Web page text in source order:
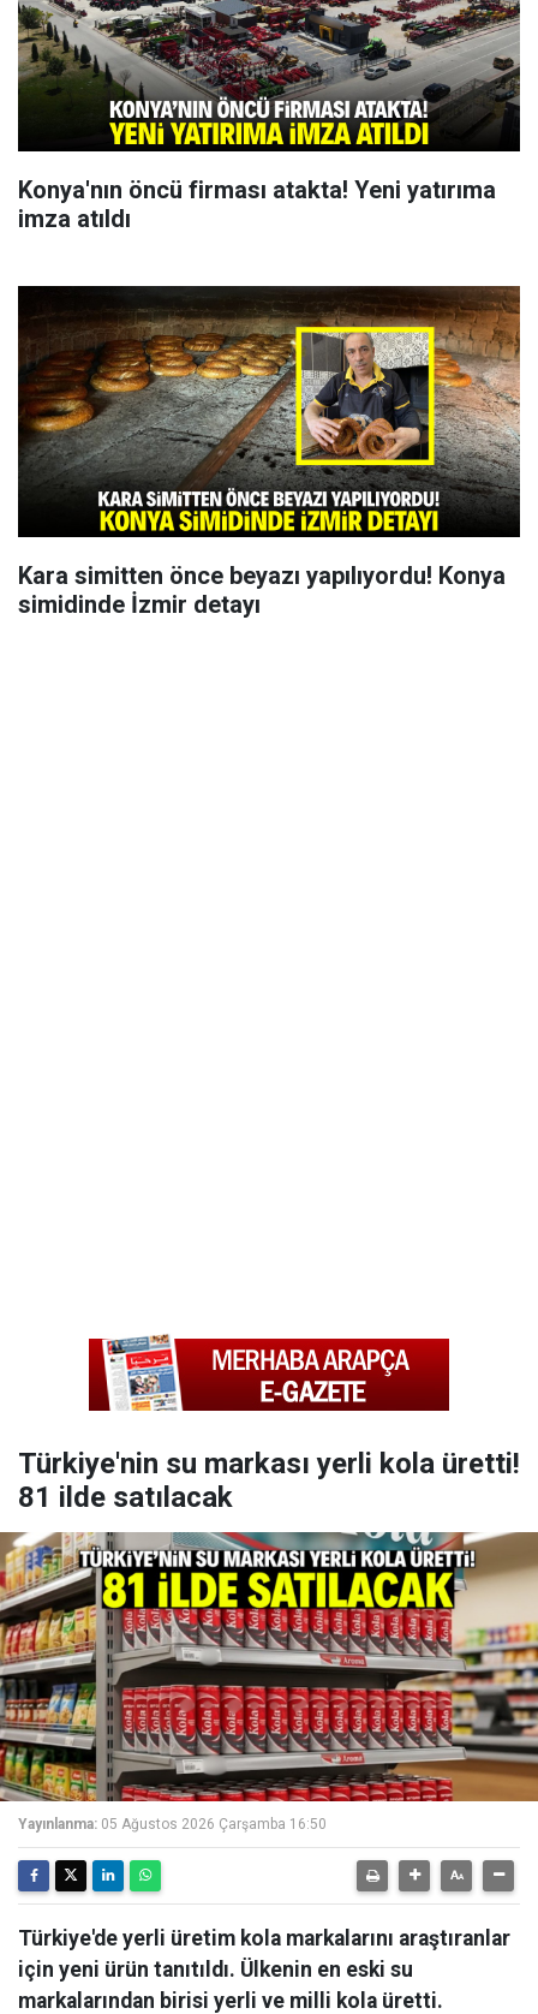
Konya'nın öncü firması atakta! Yeni yatırıma
imza atıldı
Kara simitten önce beyazı yapılıyordu! Konya
simidinde İzmir detayı
Türkiye'nin su markası yerli kola üretti!
81 ilde satılacak
Yayınlanma: 05 Ağustos 2026 Çarşamba 16:50
Türkiye'de yerli üretim kola markalarını araştıranlar
için yeni ürün tanıtıldı. Ülkenin en eski su
markalarından birisi yerli ve milli kola üretti.